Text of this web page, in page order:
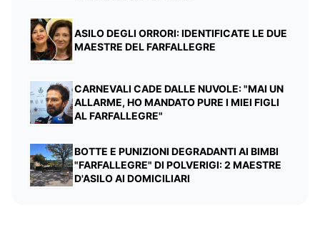
ASILO DEGLI ORRORI: IDENTIFICATE LE DUE
MAESTRE DEL FARFALLEGRE
CARNEVALI CADE DALLE NUVOLE: "MAI UN
ALLARME, HO MANDATO PURE I MIEI FIGLI
AL FARFALLEGRE"
BOTTE E PUNIZIONI DEGRADANTI AI BIMBI
"FARFALLEGRE" DI POLVERIGI: 2 MAESTRE
D'ASILO AI DOMICILIARI